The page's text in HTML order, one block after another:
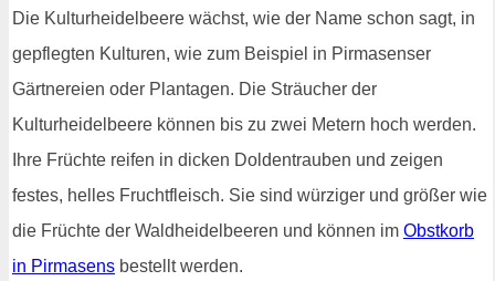
Die Kulturheidelbeere wächst, wie der Name schon sagt, in
gepflegten Kulturen, wie zum Beispiel in Pirmasenser
Gärtnereien oder Plantagen. Die Sträucher der
Kulturheidelbeere können bis zu zwei Metern hoch werden.
Ihre Früchte reifen in dicken Doldentrauben und zeigen
festes, helles Fruchtfleisch. Sie sind würziger und größer wie
die Früchte der Waldheidelbeeren und können im Obstkorb
in Pirmasens bestellt werden.